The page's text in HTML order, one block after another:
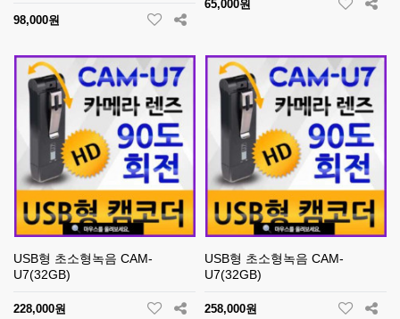
98,000원
65,000원
USB형 초소형녹음 CAM-
U7(32GB)
228,000원
USB형 초소형녹음 CAM-
U7(32GB)
258,000원